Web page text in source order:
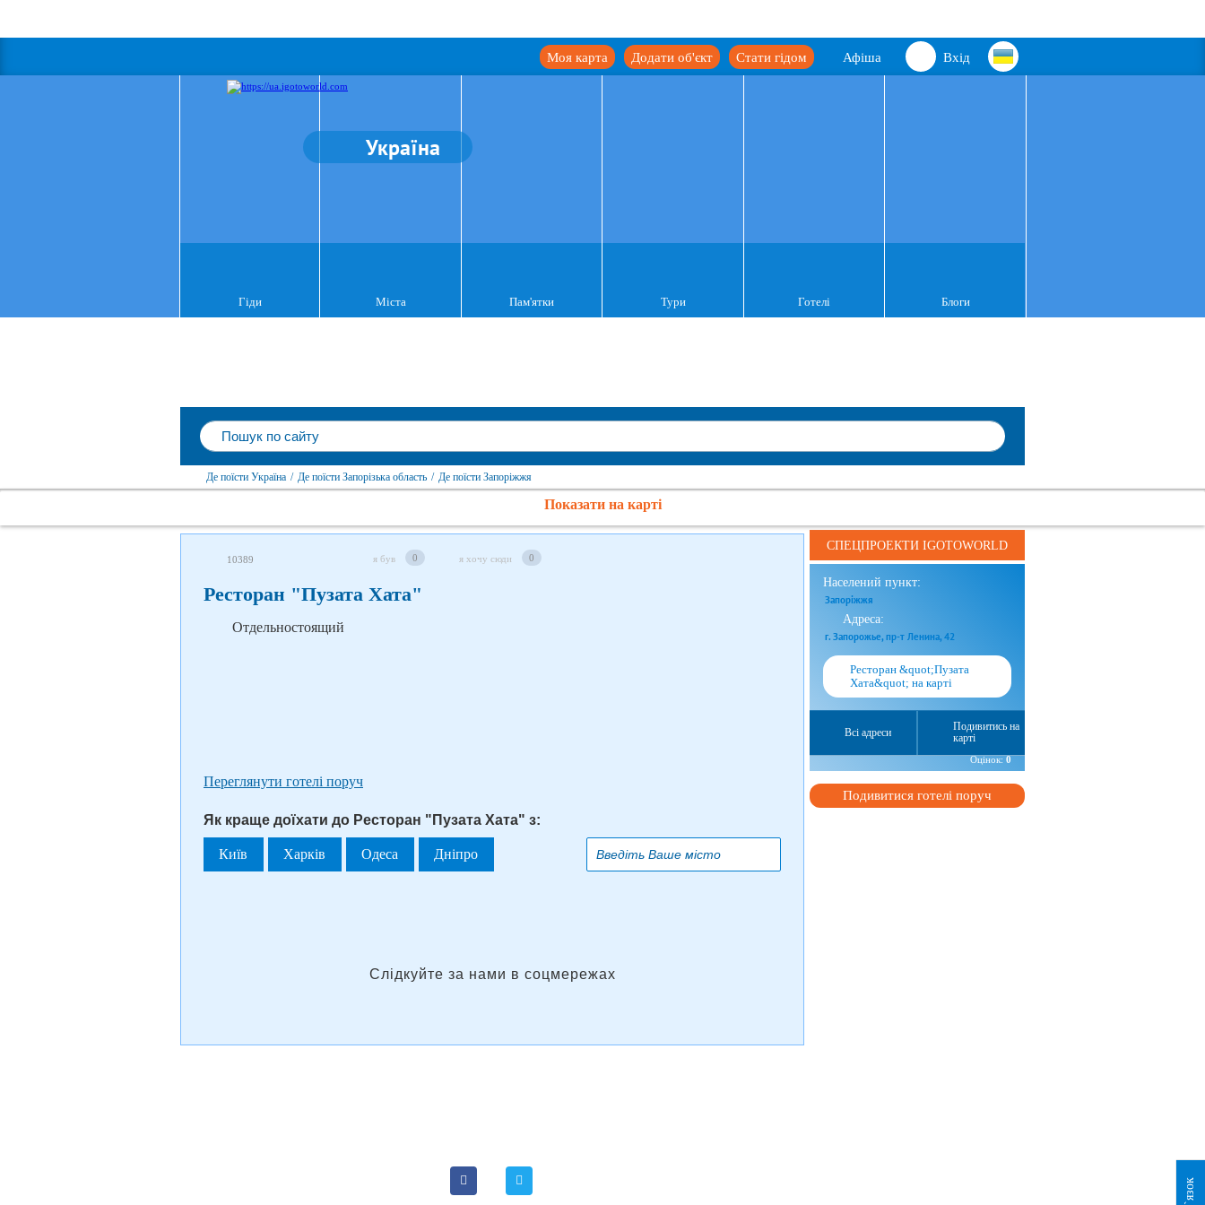
Вхід
Афіша
Стати гідом
Додати об'єкт
Моя карта
Україна
Гіди Міста Пам'ятки Тури Готелі Блоги
Де поїсти Україна / Де поїсти Запорізька область / Де поїсти Запоріжжя
Показати на карті
10389 я був 0 я хочу сюди 0
Ресторан "Пузата Хата"
Отдельностоящий
Переглянути готелі поруч
Як краще доїхати до Ресторан "Пузата Хата" з:
Київ Харків Одеса Дніпро
Слідкуйте за нами в соцмережах
СПЕЦПРОЕКТИ IGOTOWORLD
Населений пункт:
Запоріжжя
Адреса:
г. Запорожье, пр-т Ленина, 42
Ресторан &quot;Пузата
Хата&quot; на карті
Всі адреси
Подивитись на
карті
Оцінок:0
Подивитися готелі поруч